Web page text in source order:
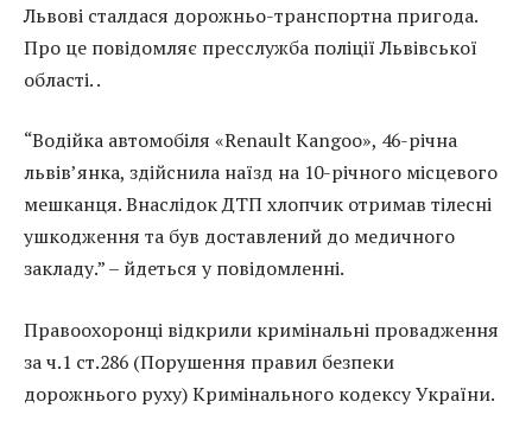
Львові сталдася дорожньо-транспортна пригода.
Про це повідомляє пресслужба поліції Львівської
області. .
“Водійка автомобіля «Renault Kangoo», 46-річна
львів’янка, здійснила наїзд на 10-річного місцевого
мешканця. Внаслідок ДТП хлопчик отримав тілесні
ушкодження та був доставлений до медичного
закладу.” – йдеться у повідомленні.
Правоохоронці відкрили кримінальні провадження
за ч.1 ст.286 (Порушення правил безпеки
дорожнього руху) Кримінального кодексу України.